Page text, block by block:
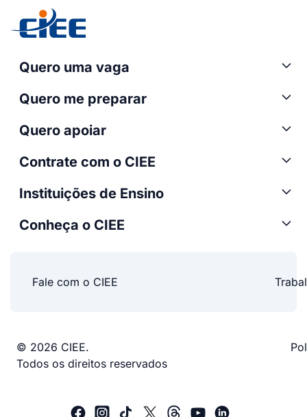
Quero uma vaga
Quero me preparar
Quero apoiar
Contrate com o CIEE
Instituições de Ensino
Conheça o CIEE
Fale com o CIEE
© 2026 CIEE.
Todos os direitos reservados